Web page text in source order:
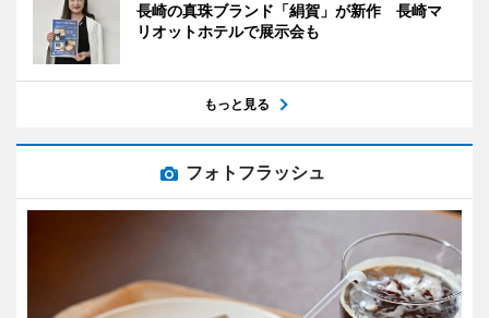
長崎の真珠ブランド「絹賀」が新作 長崎マ
リオットホテルで展示会も
もっと見る
フォトフラッシュ